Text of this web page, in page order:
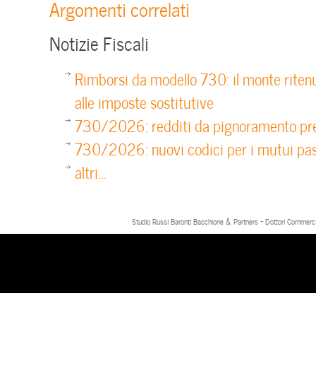
Argomenti correlati
Notizie Fiscali
Rimborsi da modello 730: il monte
alle imposte sostitutive
730/2026: redditi da pignoramento
730/2026: nuovi codici per i mutui
altri...
Studio Russi Baronti Bacchione & Partners - Dottori